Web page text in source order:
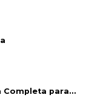
Completa para...